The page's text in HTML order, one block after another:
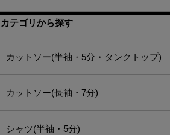
カテゴリから探す
カットソー(半袖・5分・タンクトップ)
カットソー(長袖・7分)
シャツ(半袖・5分)